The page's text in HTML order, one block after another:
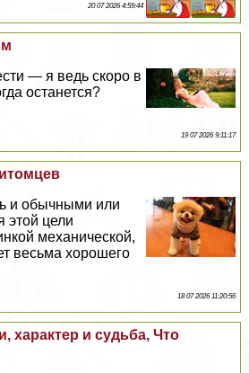
20 07 2026 4:59:44
— я ведь скоро в
останется?
19 07 2026 9:11:17
и обычными или
этой цели
механической,
весьма хорошего
18 07 2026 11:20:56
хаpaктер и судьба, Что